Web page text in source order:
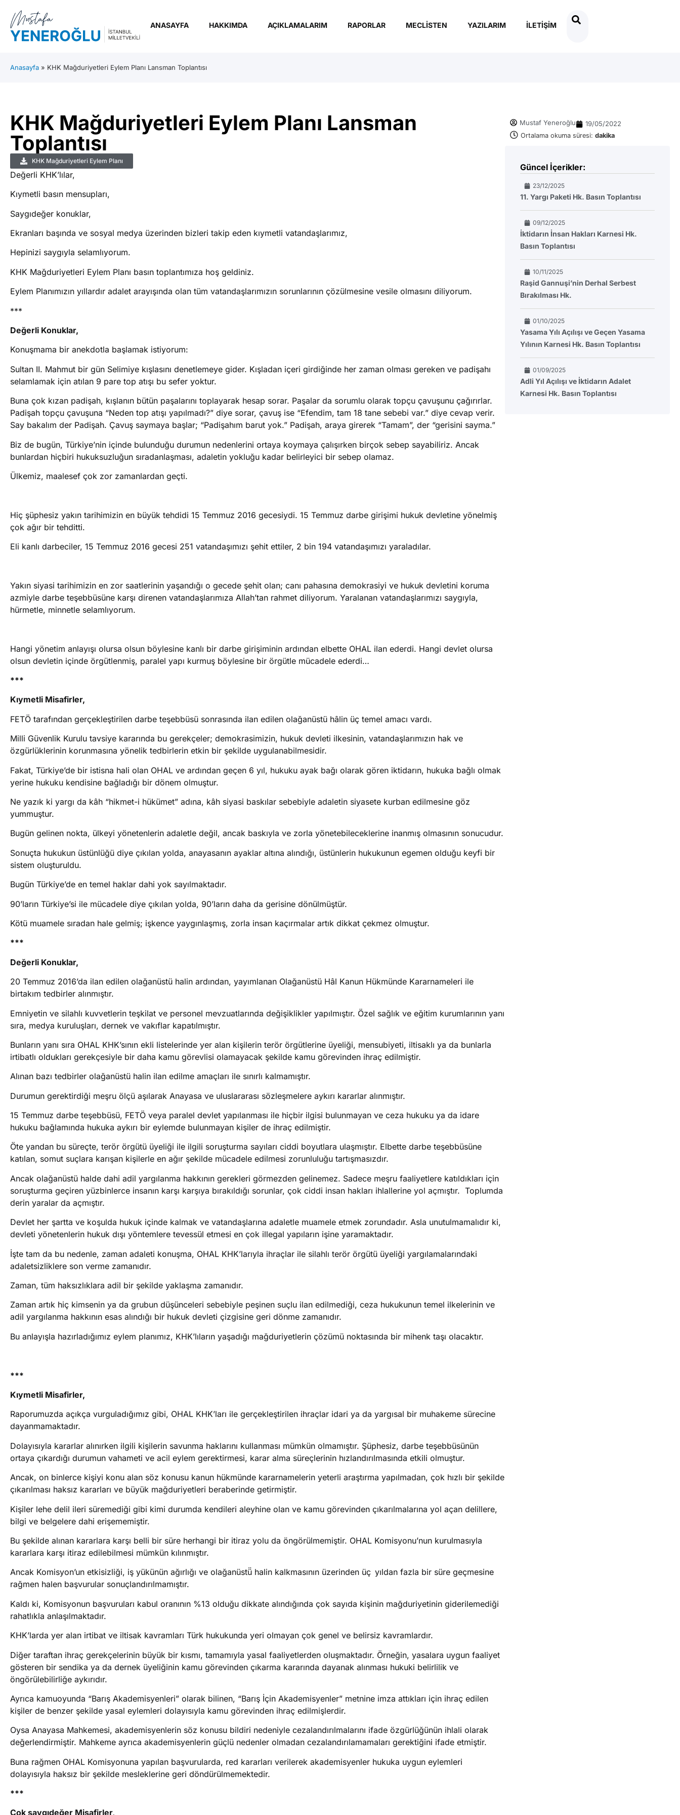
ANASAYFA HAKKIMDA AÇIKLAMALARIM RAPORLAR MECLISTEN YAZILARIM İLETIŞIM
Anasayfa » KHK Mağduriyetleri Eylem Planı Lansman Toplantısı
KHK Mağduriyetleri Eylem Planı Lansman
Toplantısı
KHK Mağduriyetleri Eylem Planı
Değerli KHK’lılar,
Kıymetli basın mensupları,
Saygıdeğer konuklar,
Ekranları başında ve sosyal medya üzerinden bizleri takip eden kıymetli vatandaşlarımız,
Hepinizi saygıyla selamlıyorum.
KHK Mağduriyetleri Eylem Planı basın toplantımıza hoş geldiniz.
Eylem Planımızın yıllardır adalet arayışında olan tüm vatandaşlarımızın sorunlarının çözülmesine vesile olmasını diliyorum.
***
Değerli Konuklar,
Konuşmama bir anekdotla başlamak istiyorum:
Sultan II. Mahmut bir gün Selimiye kışlasını denetlemeye gider. Kışladan içeri girdiğinde her zaman olması gereken ve padişahı
selamlamak için atılan 9 pare top atışı bu sefer yoktur.
Buna çok kızan padişah, kışlanın bütün paşalarını toplayarak hesap sorar. Paşalar da sorumlu olarak topçu çavuşunu çağırırlar.
Padişah topçu çavuşuna “Neden top atışı yapılmadı?” diye sorar, çavuş ise “Efendim, tam 18 tane sebebi var.” diye cevap verir.
Say bakalım der Padişah. Çavuş saymaya başlar; “Padişahım barut yok.” Padişah, araya girerek “Tamam”, der “gerisini sayma.”
Biz de bugün, Türkiye’nin içinde bulunduğu durumun nedenlerini ortaya koymaya çalışırken birçok sebep sayabiliriz. Ancak
bunlardan hiçbiri hukuksuzluğun sıradanlaşması, adaletin yokluğu kadar belirleyici bir sebep olamaz.
Ülkemiz, maalesef çok zor zamanlardan geçti.
Hiç şüphesiz yakın tarihimizin en büyük tehdidi 15 Temmuz 2016 gecesiydi. 15 Temmuz darbe girişimi hukuk devletine yönelmiş
çok ağır bir tehditti.
Eli kanlı darbeciler, 15 Temmuz 2016 gecesi 251 vatandaşımızı şehit ettiler, 2 bin 194 vatandaşımızı yaraladılar.
Yakın siyasi tarihimizin en zor saatlerinin yaşandığı o gecede şehit olan; canı pahasına demokrasiyi ve hukuk devletini koruma
azmiyle darbe teşebbüsüne karşı direnen vatandaşlarımıza Allah’tan rahmet diliyorum. Yaralanan vatandaşlarımızı saygıyla,
hürmetle, minnetle selamlıyorum.
Hangi yönetim anlayışı olursa olsun böylesine kanlı bir darbe girişiminin ardından elbette OHAL ilan ederdi. Hangi devlet olursa
olsun devletin içinde örgütlenmiş, paralel yapı kurmuş böylesine bir örgütle mücadele ederdi…
***
Kıymetli Misafirler,
FETÖ tarafından gerçekleştirilen darbe teşebbüsü sonrasında ilan edilen olağanüstü hâlin üç temel amacı vardı.
Milli Güvenlik Kurulu tavsiye kararında bu gerekçeler; demokrasimizin, hukuk devleti ilkesinin, vatandaşlarımızın hak ve
özgürlüklerinin korunmasına yönelik tedbirlerin etkin bir şekilde uygulanabilmesidir.
Fakat, Türkiye’de bir istisna hali olan OHAL ve ardından geçen 6 yıl, hukuku ayak bağı olarak gören iktidarın, hukuka bağlı olmak
yerine hukuku kendisine bağladığı bir dönem olmuştur.
Ne yazık ki yargı da kâh “hikmet-i hükümet” adına, kâh siyasi baskılar sebebiyle adaletin siyasete kurban edilmesine göz
yummuştur.
Bugün gelinen nokta, ülkeyi yönetenlerin adaletle değil, ancak baskıyla ve zorla yönetebileceklerine inanmış olmasının sonucudur.
Sonuçta hukukun üstünlüğü diye çıkılan yolda, anayasanın ayaklar altına alındığı, üstünlerin hukukunun egemen olduğu keyfi bir
sistem oluşturuldu.
Bugün Türkiye’de en temel haklar dahi yok sayılmaktadır.
90’ların Türkiye’si ile mücadele diye çıkılan yolda, 90’ların daha da gerisine dönülmüştür.
Kötü muamele sıradan hale gelmiş; işkence yaygınlaşmış, zorla insan kaçırmalar artık dikkat çekmez olmuştur.
***
Değerli Konuklar,
20 Temmuz 2016’da ilan edilen olağanüstü halin ardından, yayımlanan Olağanüstü Hâl Kanun Hükmünde Kararnameleri ile
birtakım tedbirler alınmıştır.
Emniyetin ve silahlı kuvvetlerin teşkilat ve personel mevzuatlarında değişiklikler yapılmıştır. Özel sağlık ve eğitim kurumlarının yanı
sıra, medya kuruluşları, dernek ve vakıflar kapatılmıştır.
Bunların yanı sıra OHAL KHK’sının ekli listelerinde yer alan kişilerin terör örgütlerine üyeliği, mensubiyeti, iltisaklı ya da bunlarla
irtibatlı oldukları gerekçesiyle bir daha kamu görevlisi olamayacak şekilde kamu görevinden ihraç edilmiştir.
Alınan bazı tedbirler olağanüstü halin ilan edilme amaçları ile sınırlı kalmamıştır.
Durumun gerektirdiği meşru ölçü aşılarak Anayasa ve uluslararası sözleşmelere aykırı kararlar alınmıştır.
15 Temmuz darbe teşebbüsü, FETÖ veya paralel devlet yapılanması ile hiçbir ilgisi bulunmayan ve ceza hukuku ya da idare
hukuku bağlamında hukuka aykırı bir eylemde bulunmayan kişiler de ihraç edilmiştir.
Öte yandan bu süreçte, terör örgütü üyeliği ile ilgili soruşturma sayıları ciddi boyutlara ulaşmıştır. Elbette darbe teşebbüsüne
katılan, somut suçlara karışan kişilerle en ağır şekilde mücadele edilmesi zorunluluğu tartışmasızdır.
Ancak olağanüstü halde dahi adil yargılanma hakkının gerekleri görmezden gelinemez. Sadece meşru faaliyetlere katıldıkları için
soruşturma geçiren yüzbinlerce insanın karşı karşıya bırakıldığı sorunlar, çok ciddi insan hakları ihlallerine yol açmıştır. Toplumda
derin yaralar da açmıştır.
Devlet her şartta ve koşulda hukuk içinde kalmak ve vatandaşlarına adaletle muamele etmek zorundadır. Asla unutulmamalıdır ki,
devleti yönetenlerin hukuk dışı yöntemlere tevessül etmesi en çok illegal yapıların işine yaramaktadır.
İşte tam da bu nedenle, zaman adaleti konuşma, OHAL KHK’larıyla ihraçlar ile silahlı terör örgütü üyeliği yargılamalarındaki
adaletsizliklere son verme zamanıdır.
Zaman, tüm haksızlıklara adil bir şekilde yaklaşma zamanıdır.
Zaman artık hiç kimsenin ya da grubun düşünceleri sebebiyle peşinen suçlu ilan edilmediği, ceza hukukunun temel ilkelerinin ve
adil yargılanma hakkının esas alındığı bir hukuk devleti çizgisine geri dönme zamanıdır.
Bu anlayışla hazırladığımız eylem planımız, KHK’lıların yaşadığı mağduriyetlerin çözümü noktasında bir mihenk taşı olacaktır.
***
Kıymetli Misafirler,
Raporumuzda açıkça vurguladığımız gibi, OHAL KHK’ları ile gerçekleştirilen ihraçlar idari ya da yargısal bir muhakeme sürecine
dayanmamaktadır.
Dolayısıyla kararlar alınırken ilgili kişilerin savunma haklarını kullanması mümkün olmamıştır. Şüphesiz, darbe teşebbüsünün
ortaya çıkardığı durumun vahameti ve acil eylem gerektirmesi, karar alma süreçlerinin hızlandırılmasında etkili olmuştur.
Ancak, on binlerce kişiyi konu alan söz konusu kanun hükmünde kararnamelerin yeterli araştırma yapılmadan, çok hızlı bir şekilde
çıkarılması haksız kararları ve büyük mağduriyetleri beraberinde getirmiştir.
Kişiler lehe delil ileri süremediği gibi kimi durumda kendileri aleyhine olan ve kamu görevinden çıkarılmalarına yol açan delillere,
bilgi ve belgelere dahi erişememiştir.
Bu şekilde alınan kararlara karşı belli bir süre herhangi bir itiraz yolu da öngörülmemiştir. OHAL Komisyonu’nun kurulmasıyla
kararlara karşı itiraz edilebilmesi mümkün kılınmıştır.
Ancak Komisyon’un etkisizliği, iş yükünün ağırlığı ve olağanüstü̈ halin kalkmasının üzerinden üç yıldan fazla bir süre geçmesine
rağmen halen başvurular sonuçlandırılmamıştır.
Kaldı ki, Komisyonun başvuruları kabul oranının %13 olduğu dikkate alındığında çok sayıda kişinin mağduriyetinin giderilemediği
rahatlıkla anlaşılmaktadır.
KHK’larda yer alan irtibat ve iltisak kavramları Türk hukukunda yeri olmayan çok genel ve belirsiz kavramlardır.
Diğer taraftan ihraç gerekçelerinin büyük bir kısmı, tamamıyla yasal faaliyetlerden oluşmaktadır. Örneğin, yasalara uygun faaliyet
gösteren bir sendika ya da dernek üyeliğinin kamu görevinden çıkarma kararında dayanak alınması hukuki belirlilik ve
öngörülebilirliğe aykırıdır.
Ayrıca kamuoyunda “Barış Akademisyenleri” olarak bilinen, “Barış İçin Akademisyenler” metnine imza attıkları için ihraç edilen
kişiler de benzer şekilde yasal eylemleri dolayısıyla kamu görevinden ihraç edilmişlerdir.
Oysa Anayasa Mahkemesi, akademisyenlerin söz konusu bildiri nedeniyle cezalandırılmalarını ifade özgürlüğünün ihlali olarak
değerlendirmiştir. Mahkeme ayrıca akademisyenlerin güçlü nedenler olmadan cezalandırılamamaları gerektiğini ifade etmiştir.
Buna rağmen OHAL Komisyonuna yapılan başvurularda, red kararları verilerek akademisyenler hukuka uygun eylemleri
dolayısıyla haksız bir şekilde mesleklerine geri döndürülmemektedir.
***
Çok saygıdeğer Misafirler,
Mustaf Yeneroğlu 19/05/2022
Ortalama okuma süresi: dakika
Güncel İçerikler:
23/12/2025
11. Yargı Paketi Hk. Basın Toplantısı
09/12/2025
İktidarın İnsan Hakları Karnesi Hk.
Basın Toplantısı
10/11/2025
Raşid Gannuşi’nin Derhal Serbest
Bırakılması Hk.
01/10/2025
Yasama Yılı Açılışı ve Geçen Yasama
Yılının Karnesi Hk. Basın Toplantısı
01/09/2025
Adli Yıl Açılışı ve İktidarın Adalet
Karnesi Hk. Basın Toplantısı